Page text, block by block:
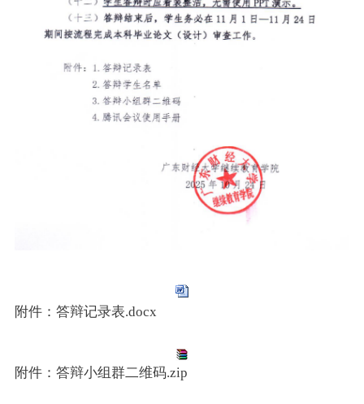
附件：答辩记录表.docx
附件：答辩小组群二维码.zip